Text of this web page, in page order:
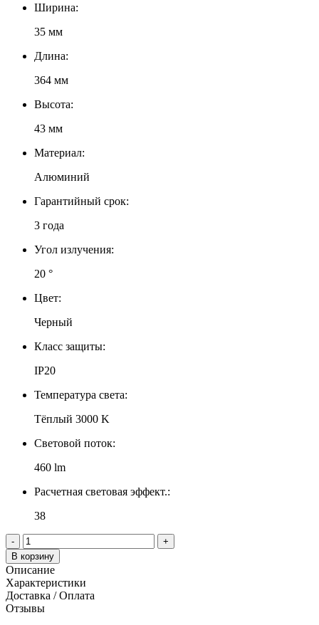
Ширина:
35 мм
Длина:
364 мм
Высота:
43 мм
Материал:
Алюминий
Гарантийный срок:
3 года
Угол излучения:
20 °
Цвет:
Черный
Класс защиты:
IP20
Температура света:
Тёплый 3000 K
Световой поток:
460 lm
Расчетная световая эффект.:
38
-
+
В корзину
Описание
Характеристики
Доставка / Оплата
Отзывы